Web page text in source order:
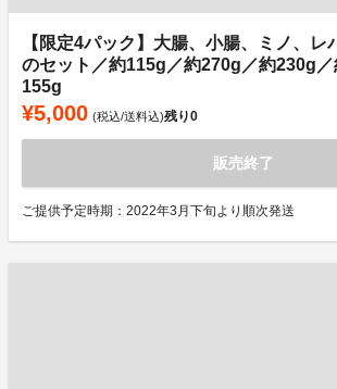
【限定4パック】大腸、小腸、ミノ、レ
のセット／約115g／約270g／約230g
155g
¥5,000 (税込/送料込)残り0
販売終了
ご提供予定時期：2022年3月下旬より順次発送